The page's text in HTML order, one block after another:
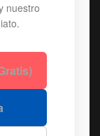
nuestro